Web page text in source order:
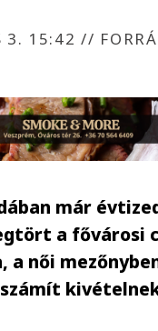
3. 15:42//
már
a fővárosi
a női